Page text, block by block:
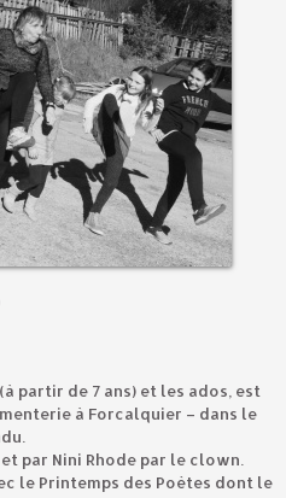
partir de 7 ans) et les ados, est
à Forcalquier – dans le
par Nini Rhode par le clown.
le Printemps des Poètes dont le